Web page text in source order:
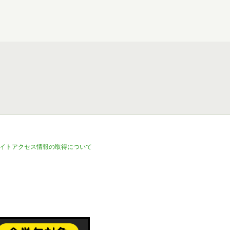
トアクセス情報の取得について